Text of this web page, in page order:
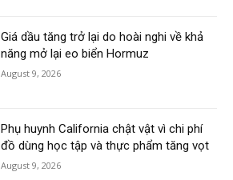
Giá dầu tăng trở lại do hoài nghi về khả
năng mở lại eo biển Hormuz
August 9, 2026
Phụ huynh California chật vật vì chi phí
đồ dùng học tập và thực phẩm tăng vọt
August 9, 2026